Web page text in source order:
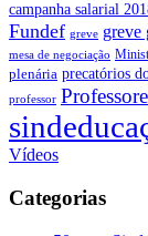
campanha salarial
Fundef greve greve
mesa de negociação
plenária precatórios
professor
Vídeos
Categorias